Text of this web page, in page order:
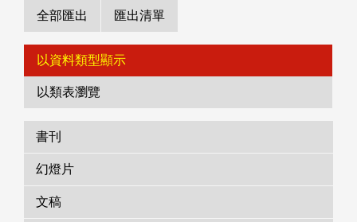
資料調閱申請
管理者登入
全部匯出 匯出清單
以資料類型顯示
以類表瀏覽
書刊
幻燈片
文稿